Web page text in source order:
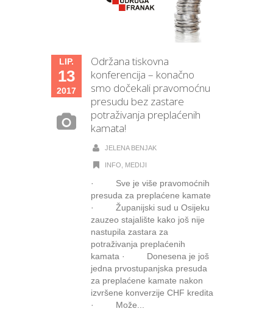
LIP.
13
2017
Održana tiskovna
konferencija – konačno
smo dočekali pravomoćnu
presudu bez zastare
potraživanja preplaćenih
kamata!
JELENA BENJAK
INFO MEDIJI
· Sve je više pravomoćnih
presuda za preplaćene kamate
· Županijski sud u Osijeku
zauzeo stajalište kako još nije
nastupila zastara za
potraživanja preplaćenih
kamata · Donesena je još
jedna prvostupanjska presuda
za preplaćene kamate nakon
izvršene konverzije CHF kredita
· Može...